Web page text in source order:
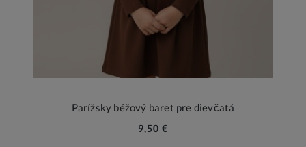
Parížsky béžový baret pre dievčatá
9,50 €